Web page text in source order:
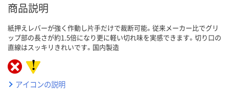
商品説明
紙押えレバーが強く作動し片手だけで裁断可能。従来メーカー比でグリ
ップ部の長さが約1.5倍になり更に軽い切れ味を実感できます。切り口の
直線はスッキリきれいです。国内製造
アイコンの説明